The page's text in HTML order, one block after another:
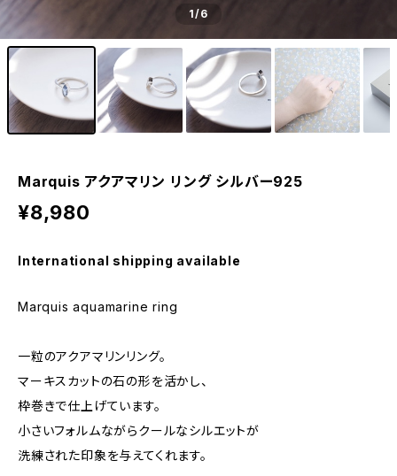
1/6
Marquis アクアマリン リング シルバー925
¥8,980
International shipping available
Marquis aquamarine ring
一粒のアクアマリンリング。
マーキスカットの石の形を活かし、
枠巻きで仕上げています。
小さいフォルムながらクールなシルエットが
洗練された印象を与えてくれます。